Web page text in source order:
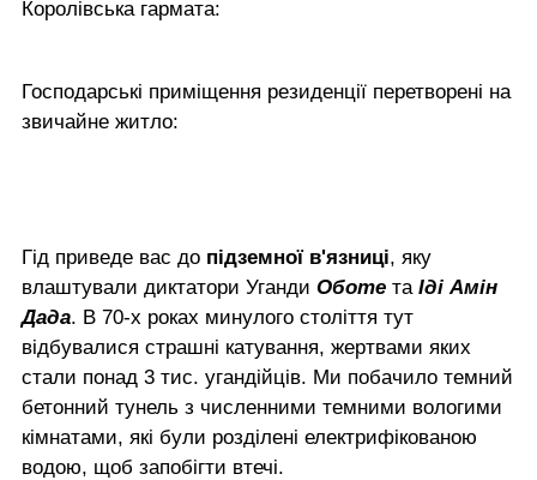
Королівська гармата:
Господарські приміщення резиденції перетворені на
звичайне житло:
Гід приведе вас до підземної в'язниці, яку
влаштували диктатори Уганди Оботе та Іді Амін
Дада. В 70-х роках минулого століття тут
відбувалися страшні катування, жертвами яких
стали понад 3 тис. угандійців. Ми побачило темний
бетонний тунель з численними темними вологими
кімнатами, які були розділені електрифікованою
водою, щоб запобігти втечі.